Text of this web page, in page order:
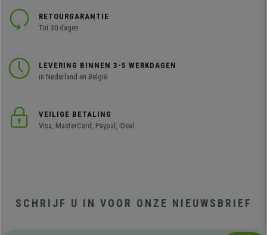
RETOURGARANTIE
Tot 30 dagen
LEVERING BINNEN 3-5 WERKDAGEN
in Nederland en België
VEILIGE BETALING
Visa, MasterCard, Paypal, iDeal
SCHRIJF U IN VOOR ONZE NIEUWSBRIEF